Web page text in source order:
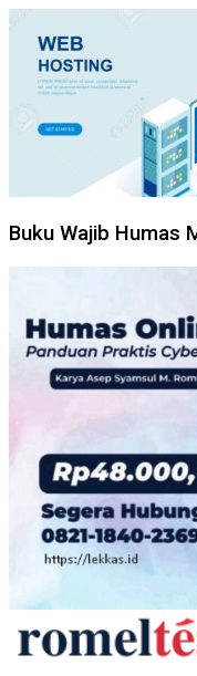
Buku Wajib Humas